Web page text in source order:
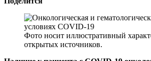
Фото носит иллюстративный
открытых источников.